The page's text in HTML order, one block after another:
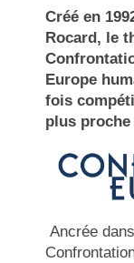
Créé en
Rocard, le
Europe
fois
plus
Ancrée